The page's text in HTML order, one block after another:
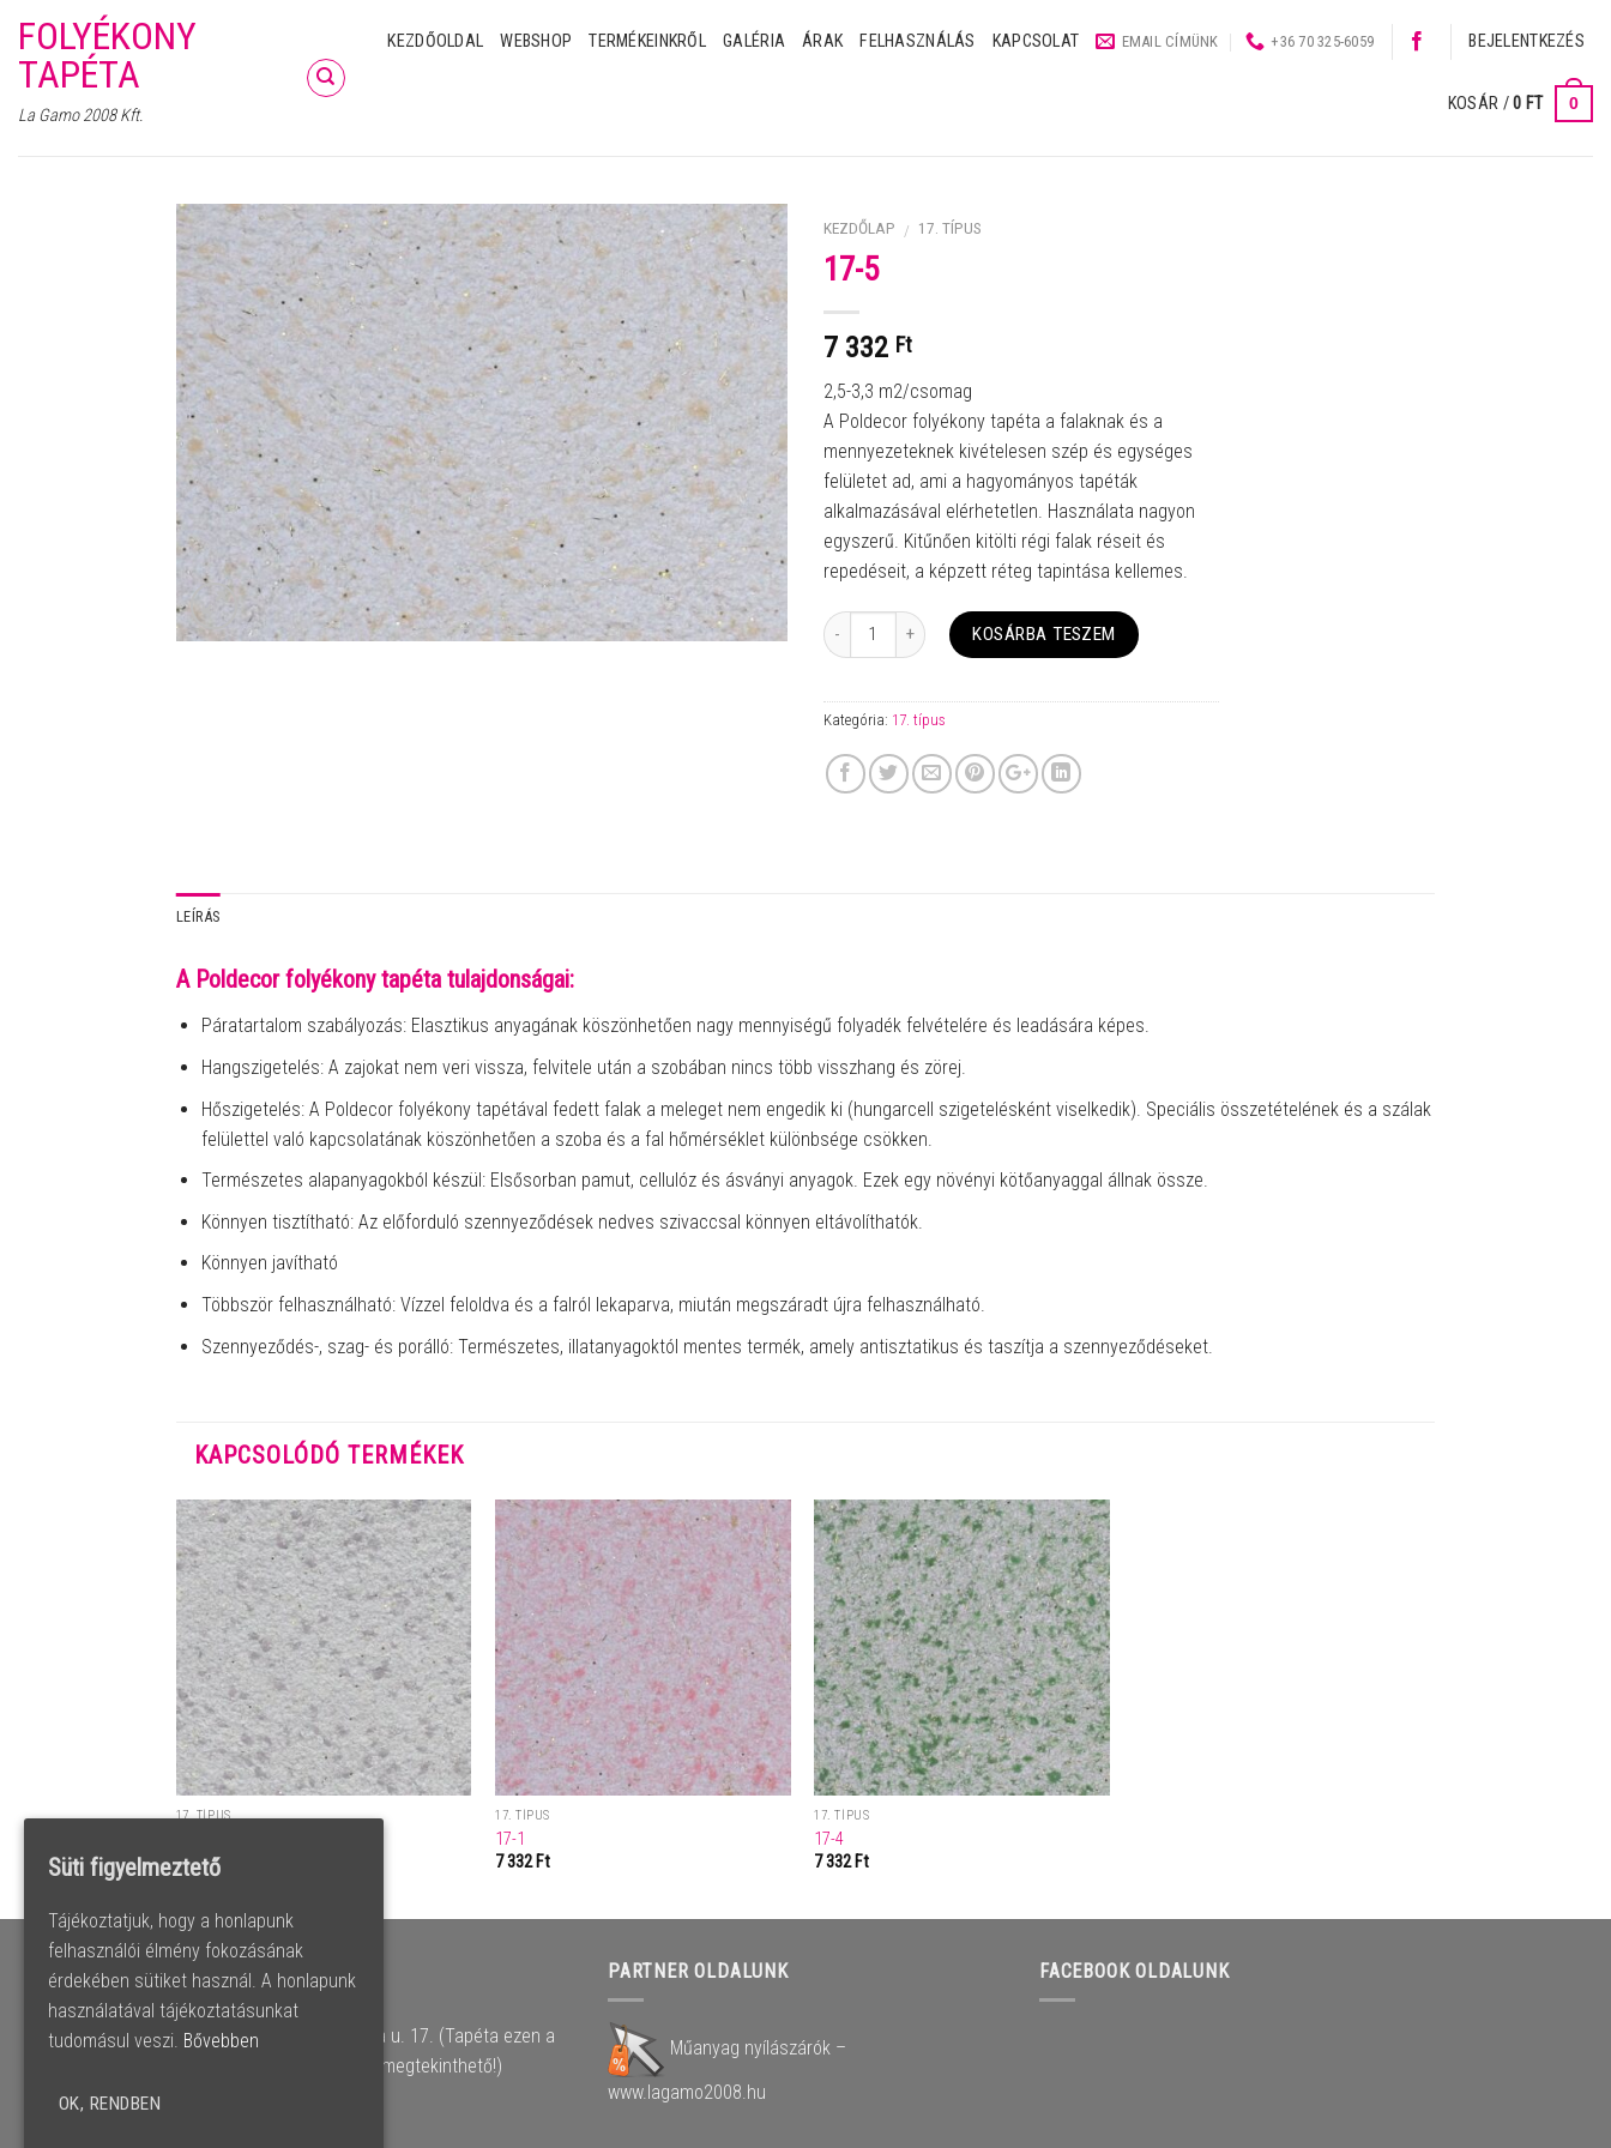
content
FOLYÉKONY
TAPÉTA
La Gamo 2008 Kft.
KEZDŐOLDAL WEBSHOP TERMÉKEINKRŐL GALÉRIA ÁRAK FELHASZNÁLÁS KAPCSOLAT EMAIL CÍMÜNK +36 70 325-6059 BEJELENTKEZÉS
KOSÁR /0 FT 0
KEZDŐLAP / 17. TÍPUS
17-5
7 332 Ft
2,5-3,3 m2/csomag
A Poldecor folyékony tapéta a falaknak és a
mennyezeteknek kivételesen szép és egységes
felületet ad, ami a hagyományos tapéták
alkalmazásával elérhetetlen. Használata nagyon
egyszerű. Kitűnően kitölti régi falak réseit és
repedéseit, a képzett réteg tapintása kellemes.
Mennyiség KOSÁRBA TESZEM
Kategória: 17. típus
LEÍRÁS
A Poldecor folyékony tapéta tulajdonságai:
Páratartalom szabályozás: Elasztikus anyagának köszönhetően nagy mennyiségű folyadék felvételére és leadására képes.
Hangszigetelés: A zajokat nem veri vissza, felvitele után a szobában nincs több visszhang és zörej.
Hőszigetelés: A Poldecor folyékony tapétával fedett falak a meleget nem engedik ki (hungarcell szigetelésként viselkedik). Speciális összetételének és a szálak
felülettel való kapcsolatának köszönhetően a szoba és a fal hőmérséklet különbsége csökken.
Természetes alapanyagokból készül: Elsősorban pamut, cellulóz és ásványi anyagok. Ezek egy növényi kötőanyaggal állnak össze.
Könnyen tisztítható: Az előforduló szennyeződések nedves szivaccsal könnyen eltávolíthatók.
Könnyen javítható
Többször felhasználható: Vízzel feloldva és a falról lekaparva, miután megszáradt újra felhasználható.
Szennyeződés-, szag- és porálló: Természetes, illatanyagoktól mentes termék, amely antisztatikus és taszítja a szennyeződéseket.
KAPCSOLÓDÓ TERMÉKEK
17. TÍPUS
7 332Ft
17. TÍPUS
17-1
7 332 Ft
17. TÍPUS
17-4
7 332 Ft
LA GAMO 2008 KFT.
1185 Budapest, Nagybánya u. 17. (Tapéta ezen a
címen nem átvehető, nem megtekinthető!)
PARTNER OLDALUNK
Műanyag nyílászárók –
www.lagamo2008.hu
FACEBOOK OLDALUNK
Süti figyelmeztető
Tájékoztatjuk, hogy a honlapunk
felhasználói élmény fokozásának
érdekében sütiket használ. A honlapunk
használatával tájékoztatásunkat
tudomásul veszi. Bővebben
OK, RENDBEN